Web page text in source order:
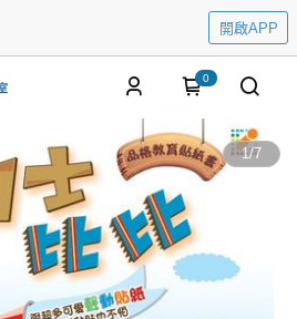
開啟APP
0
1/7